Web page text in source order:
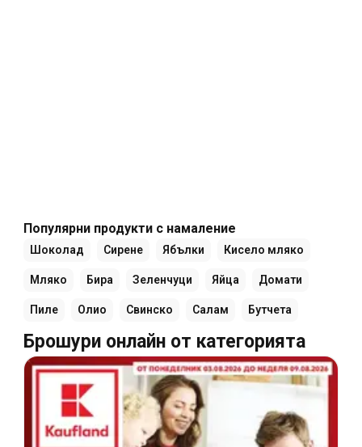
Популярни продукти с намаление
Шоколад Сирене Ябълки Кисело мляко
Мляко Бира Зеленчуци Яйца Домати
Пиле Олио Свинско Салам Бутчета
Брошури онлайн от категорията